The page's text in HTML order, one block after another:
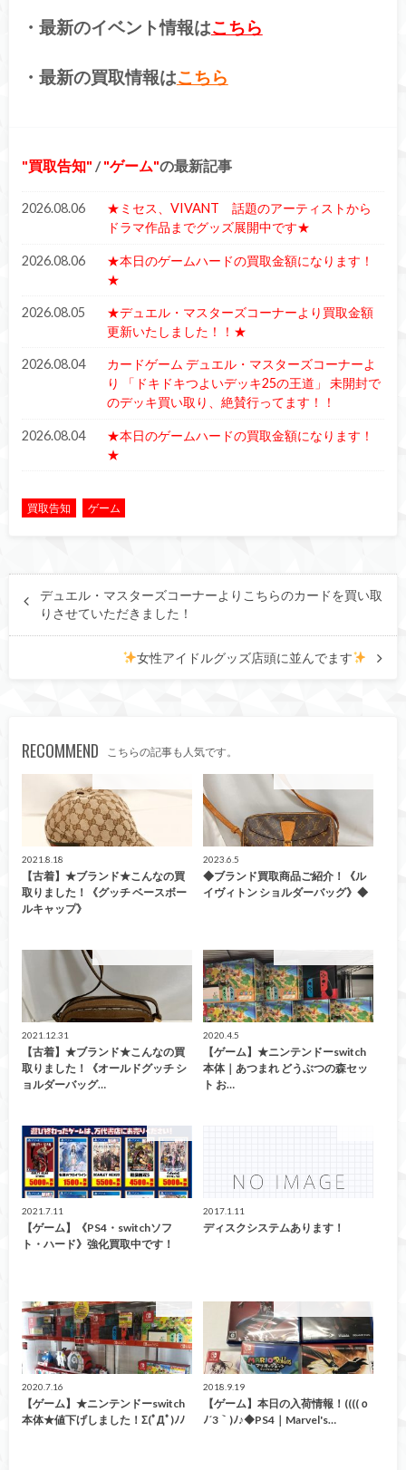
・最新のイベント情報はこちら
・最新の買取情報はこちら
買取告知 / ゲーム の最新記事
2026.08.06
★ミセス、VIVANT 話題のアーティストから
ドラマ作品までグッズ展開中です★
2026.08.06
★本日のゲームハードの買取金額になります！
★
2026.08.05
★デュエル・マスターズコーナーより買取金額
更新いたしました！！★
2026.08.04
カードゲーム デュエル・マスターズコーナーよ
り 「ドキドキつよいデッキ25の王道」 未開封で
のデッキ買い取り、絶賛行ってます！！
2026.08.04
★本日のゲームハードの買取金額になります！
★
買取告知 ゲーム
デュエル・マスターズコーナーよりこちらのカードを買い取
りさせていただきました！
女性アイドルグッズ店頭に並んでます
RECOMMEND こちらの記事も人気です。
2021.8.18
【古着】★ブランド★こんなの買
取りました！《グッチ ベースボー
ルキャップ》
2023.6.5
◆ブランド買取商品ご紹介！《ル
イヴィトン ショルダーバッグ》◆
2021.12.31
【古着】★ブランド★こんなの買
取りました！《オールドグッチ シ
ョルダーバッグ…
2020.4.5
【ゲーム】★ニンテンドーswitch
本体｜あつまれ どうぶつの森セッ
ト お…
買取告知
2021.7.11
【ゲーム】《PS4・switchソフ
ト・ハード》強化買取中です！
2017.1.11
ディスクシステムあります！
2020.7.16
【ゲーム】★ニンテンドーswitch
本体★値下げしました！Σ(ﾟДﾟ)ﾉﾉ
2018.9.19
【ゲーム】本日の入荷情報！((((ｏ
ﾉ´3｀)ﾉ♪◆PS4｜Marvel's…